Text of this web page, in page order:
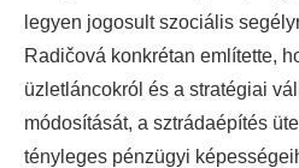
legyen jogosult szociális
Radičová konkrétan említette,
üzletláncokról és a stratégiai
módosítását, a sztrádaépítés
tényleges pénzügyi